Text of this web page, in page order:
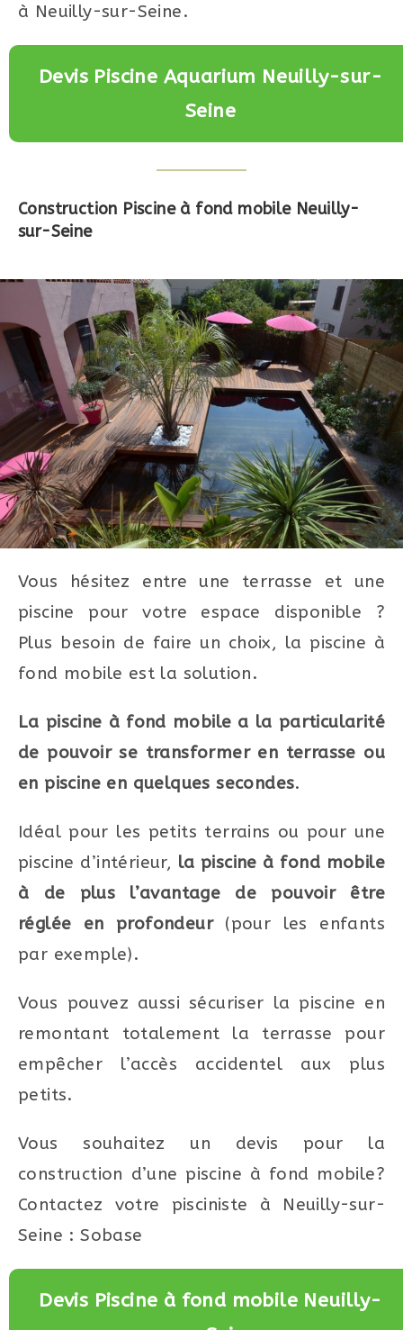
à Neuilly-sur-Seine.
Devis Piscine Aquarium Neuilly-sur-
Seine
Construction Piscine à fond mobile Neuilly-
sur-Seine
Vous hésitez entre une terrasse et une
piscine pour votre espace disponible ?
Plus besoin de faire un choix, la piscine à
fond mobile est la solution.
La piscine à fond mobile a la particularité
de pouvoir se transformer en terrasse ou
en piscine en quelques secondes.
Idéal pour les petits terrains ou pour une
piscine d’intérieur, la piscine à fond mobile
à de plus l’avantage de pouvoir être
réglée en profondeur(pour les enfants
par exemple).
Vous pouvez aussi sécuriser la piscine en
remontant totalement la terrasse pour
empêcher l’accès accidentel aux plus
petits.
Vous souhaitez un devis pour la
construction d’une piscine à fond mobile?
Contactez votre pisciniste à Neuilly-sur-
Seine : Sobase
Devis Piscine à fond mobile Neuilly-